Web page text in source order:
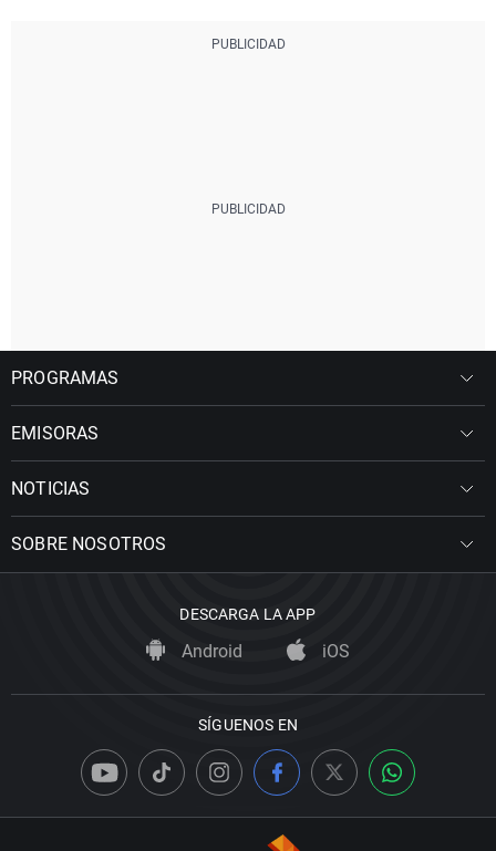
PROGRAMAS
EMISORAS
NOTICIAS
SOBRE NOSOTROS
DESCARGA LA APP
Android iOS
SÍGUENOS EN